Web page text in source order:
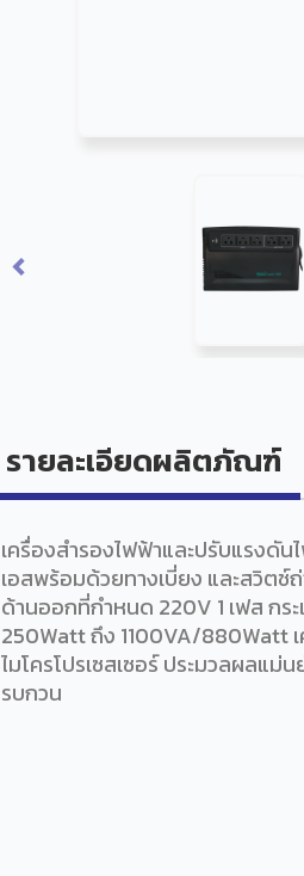
Previous
รายละเอียดผลิตภัณฑ์
เครื่องสำรองไฟฟ้าและปรับแรงดั
เอสพร้อมด้วยทางเบี่ยง และสวิตช์
ด้านออกที่กำหนด 220V 1 เฟส ก
250Watt ถึง 1100VA/880Watt
ไมโครโปรเซสเซอร์ ประมวลผลแ
รบกวน